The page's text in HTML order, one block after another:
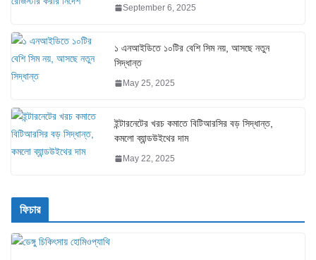
September 6, 2025
১ এনআইডিতে ১০টির বেশি সিম নয়, আসছে নতুন
সিদ্ধান্ত
May 25, 2025
ইন্টারনেটের খরচ কমাতে বিটিআরসির বড় সিদ্ধান্ত,
কমলো ব্যান্ডউইথের দাম
May 22, 2025
ফিচার